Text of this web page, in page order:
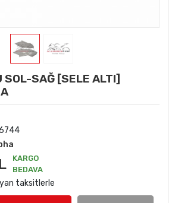
SOL-SAĞ [SELE ALTI]
KARGO
BEDAVA
taksitlerle